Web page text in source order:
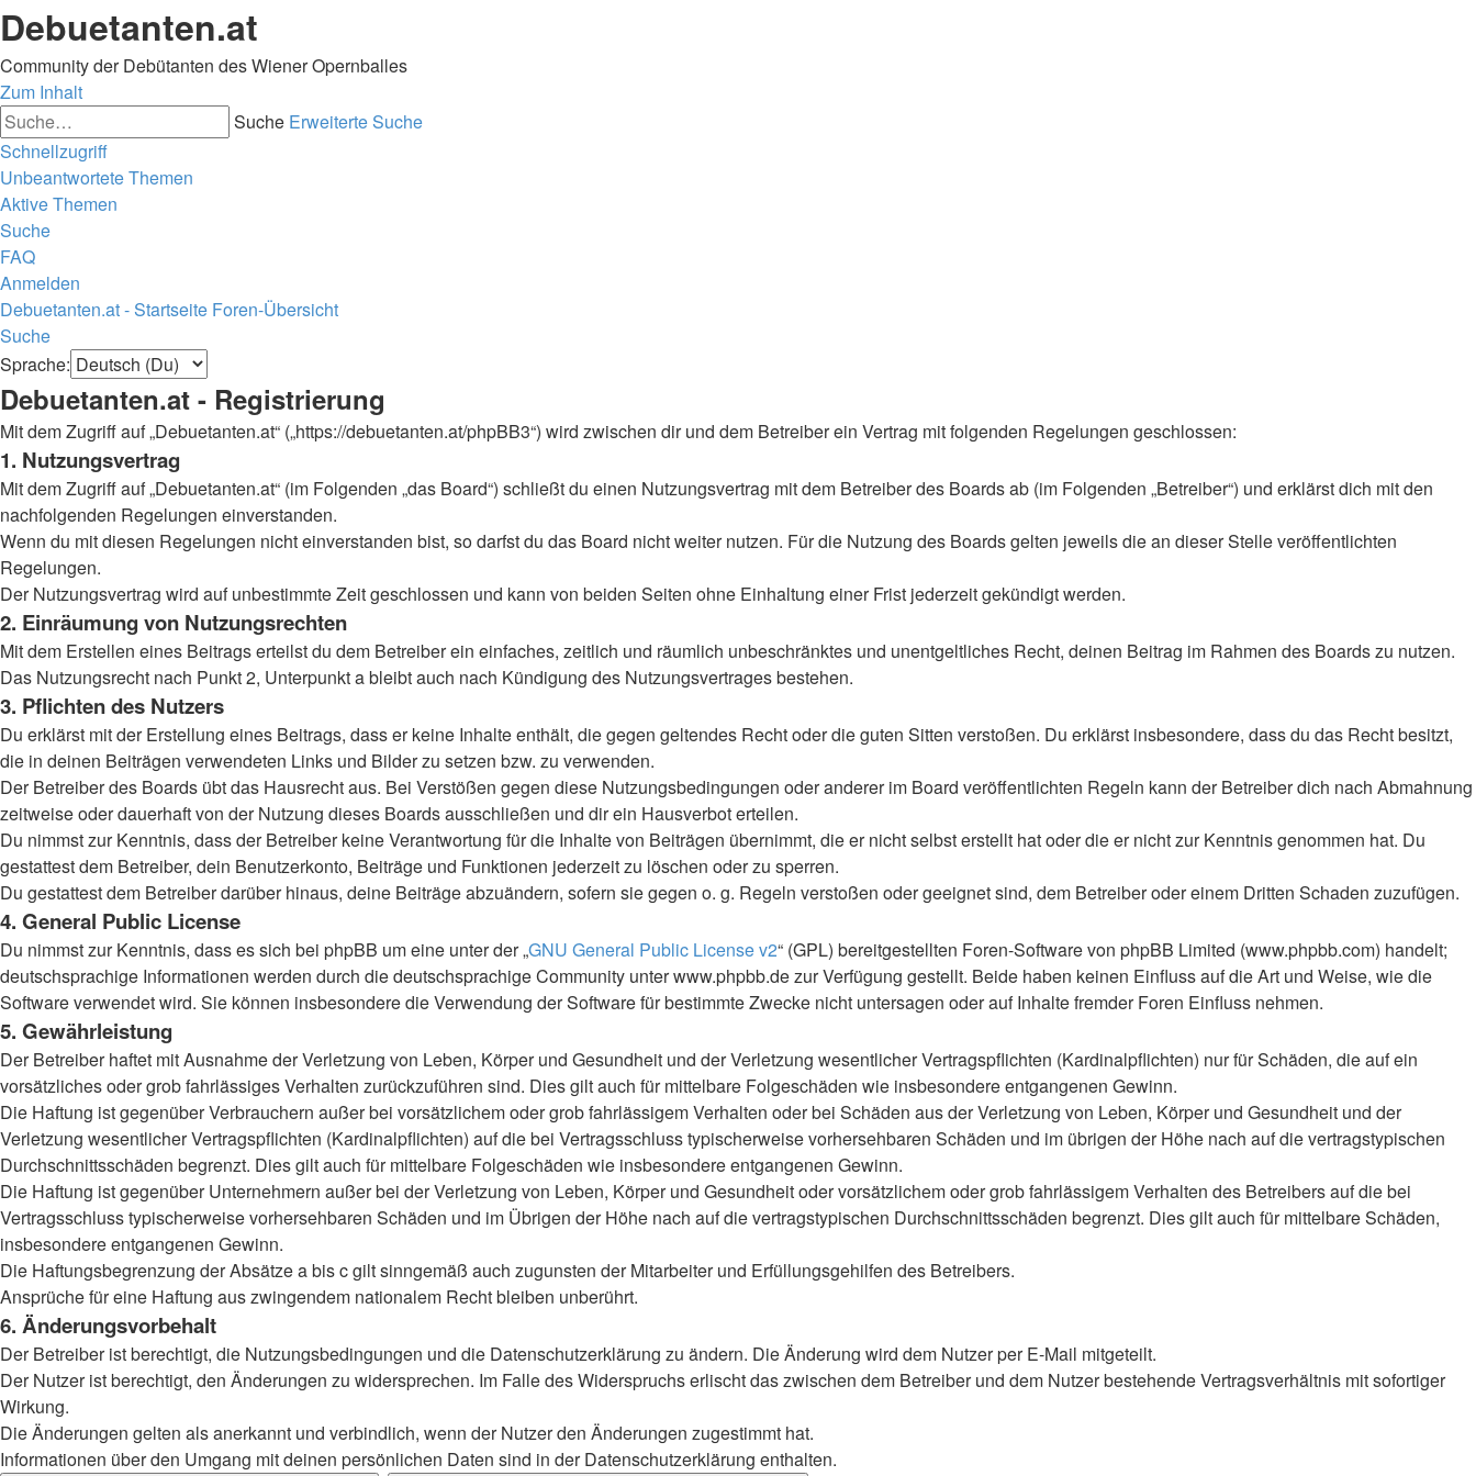
Debuetanten.at
Community der Debütanten des Wiener Opernballes
Zum Inhalt
Suche Erweiterte Suche
Schnellzugriff
Unbeantwortete Themen
Aktive Themen
Suche
FAQ
Anmelden
Debuetanten.at - Startseite Foren-Übersicht
Suche
Sprache:
Debuetanten.at - Registrierung
Mit dem Zugriff auf „Debuetanten.at“ („https://debuetanten.at/phpBB3“) wird zwischen dir und dem Betreiber ein Vertrag mit folgenden Regelungen geschlossen:
1. Nutzungsvertrag
Mit dem Zugriff auf „Debuetanten.at“ (im Folgenden „das Board“) schließt du einen Nutzungsvertrag mit dem Betreiber des Boards ab (im Folgenden „Betreiber“) und erklärst dich mit den
nachfolgenden Regelungen einverstanden.
Wenn du mit diesen Regelungen nicht einverstanden bist, so darfst du das Board nicht weiter nutzen. Für die Nutzung des Boards gelten jeweils die an dieser Stelle veröffentlichten
Regelungen.
Der Nutzungsvertrag wird auf unbestimmte Zeit geschlossen und kann von beiden Seiten ohne Einhaltung einer Frist jederzeit gekündigt werden.
2. Einräumung von Nutzungsrechten
Mit dem Erstellen eines Beitrags erteilst du dem Betreiber ein einfaches, zeitlich und räumlich unbeschränktes und unentgeltliches Recht, deinen Beitrag im Rahmen des Boards zu nutzen.
Das Nutzungsrecht nach Punkt 2, Unterpunkt a bleibt auch nach Kündigung des Nutzungsvertrages bestehen.
3. Pflichten des Nutzers
Du erklärst mit der Erstellung eines Beitrags, dass er keine Inhalte enthält, die gegen geltendes Recht oder die guten Sitten verstoßen. Du erklärst insbesondere, dass du das Recht besitzt,
die in deinen Beiträgen verwendeten Links und Bilder zu setzen bzw. zu verwenden.
Der Betreiber des Boards übt das Hausrecht aus. Bei Verstößen gegen diese Nutzungsbedingungen oder anderer im Board veröffentlichten Regeln kann der Betreiber dich nach Abmahnung
zeitweise oder dauerhaft von der Nutzung dieses Boards ausschließen und dir ein Hausverbot erteilen.
Du nimmst zur Kenntnis, dass der Betreiber keine Verantwortung für die Inhalte von Beiträgen übernimmt, die er nicht selbst erstellt hat oder die er nicht zur Kenntnis genommen hat. Du
gestattest dem Betreiber, dein Benutzerkonto, Beiträge und Funktionen jederzeit zu löschen oder zu sperren.
Du gestattest dem Betreiber darüber hinaus, deine Beiträge abzuändern, sofern sie gegen o. g. Regeln verstoßen oder geeignet sind, dem Betreiber oder einem Dritten Schaden zuzufügen.
4. General Public License
Du nimmst zur Kenntnis, dass es sich bei phpBB um eine unter der „GNU General Public License v2“ (GPL) bereitgestellten Foren-Software von phpBB Limited (www.phpbb.com) handelt;
deutschsprachige Informationen werden durch die deutschsprachige Community unter www.phpbb.de zur Verfügung gestellt. Beide haben keinen Einfluss auf die Art und Weise, wie die
Software verwendet wird. Sie können insbesondere die Verwendung der Software für bestimmte Zwecke nicht untersagen oder auf Inhalte fremder Foren Einfluss nehmen.
5. Gewährleistung
Der Betreiber haftet mit Ausnahme der Verletzung von Leben, Körper und Gesundheit und der Verletzung wesentlicher Vertragspflichten (Kardinalpflichten) nur für Schäden, die auf ein
vorsätzliches oder grob fahrlässiges Verhalten zurückzuführen sind. Dies gilt auch für mittelbare Folgeschäden wie insbesondere entgangenen Gewinn.
Die Haftung ist gegenüber Verbrauchern außer bei vorsätzlichem oder grob fahrlässigem Verhalten oder bei Schäden aus der Verletzung von Leben, Körper und Gesundheit und der
Verletzung wesentlicher Vertragspflichten (Kardinalpflichten) auf die bei Vertragsschluss typischerweise vorhersehbaren Schäden und im übrigen der Höhe nach auf die vertragstypischen
Durchschnittsschäden begrenzt. Dies gilt auch für mittelbare Folgeschäden wie insbesondere entgangenen Gewinn.
Die Haftung ist gegenüber Unternehmern außer bei der Verletzung von Leben, Körper und Gesundheit oder vorsätzlichem oder grob fahrlässigem Verhalten des Betreibers auf die bei
Vertragsschluss typischerweise vorhersehbaren Schäden und im Übrigen der Höhe nach auf die vertragstypischen Durchschnittsschäden begrenzt. Dies gilt auch für mittelbare Schäden,
insbesondere entgangenen Gewinn.
Die Haftungsbegrenzung der Absätze a bis c gilt sinngemäß auch zugunsten der Mitarbeiter und Erfüllungsgehilfen des Betreibers.
Ansprüche für eine Haftung aus zwingendem nationalem Recht bleiben unberührt.
6. Änderungsvorbehalt
Der Betreiber ist berechtigt, die Nutzungsbedingungen und die Datenschutzerklärung zu ändern. Die Änderung wird dem Nutzer per E-Mail mitgeteilt.
Der Nutzer ist berechtigt, den Änderungen zu widersprechen. Im Falle des Widerspruchs erlischt das zwischen dem Betreiber und dem Nutzer bestehende Vertragsverhältnis mit sofortiger
Wirkung.
Die Änderungen gelten als anerkannt und verbindlich, wenn der Nutzer den Änderungen zugestimmt hat.
Informationen über den Umgang mit deinen persönlichen Daten sind in der Datenschutzerklärung enthalten.